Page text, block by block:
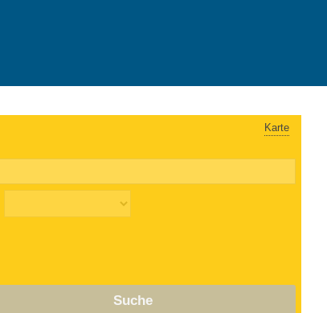
Karte
Suche